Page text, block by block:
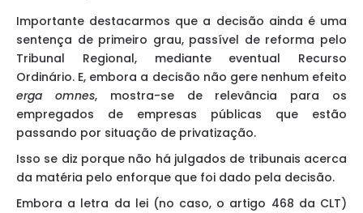
Importante destacarmos que a decisão ainda é uma
sentença de primeiro grau, passível de reforma pelo
Tribunal Regional, mediante eventual Recurso
Ordinário. E, embora a decisão não gere nenhum efeito
erga omnes, mostra-se de relevância para os
empregados de empresas públicas que estão
passando por situação de privatização.
Isso se diz porque não há julgados de tribunais acerca
da matéria pelo enforque que foi dado pela decisão.
Embora a letra da lei (no caso, o artigo 468 da CLT)